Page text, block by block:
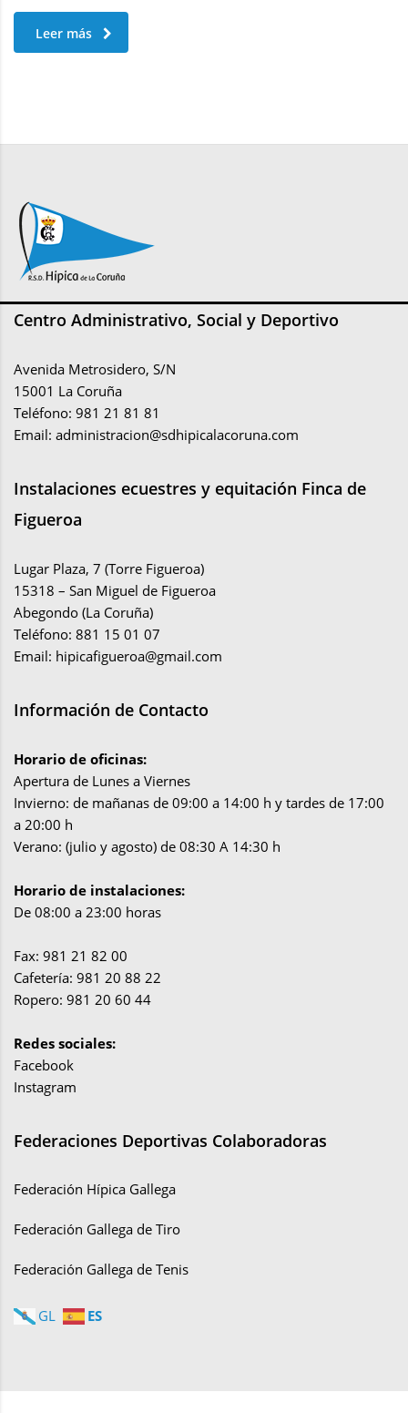
Leer más
Centro Administrativo, Social y Deportivo
Avenida Metrosidero, S/N
15001 La Coruña
Teléfono: 981 21 81 81
Email: administracion@sdhipicalacoruna.com
Instalaciones ecuestres y equitación Finca de
Figueroa
Lugar Plaza, 7 (Torre Figueroa)
15318 – San Miguel de Figueroa
Abegondo (La Coruña)
Teléfono: 881 15 01 07
Email: hipicafigueroa@gmail.com
Información de Contacto
Horario de oficinas:
Apertura de Lunes a Viernes
Invierno: de mañanas de 09:00 a 14:00 h y tardes de 17:00
a 20:00 h
Verano: (julio y agosto) de 08:30 A 14:30 h
Horario de instalaciones:
De 08:00 a 23:00 horas
Fax: 981 21 82 00
Cafetería: 981 20 88 22
Ropero: 981 20 60 44
Redes sociales:
Facebook
Instagram
Federaciones Deportivas Colaboradoras
Federación Hípica Gallega
Federación Gallega de Tiro
Federación Gallega de Tenis
GL ES